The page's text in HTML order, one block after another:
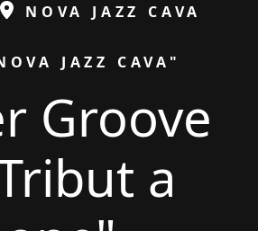
ESPAI
NOVA JAZZ CAVA
JAZZ CAVA"
Groove
a